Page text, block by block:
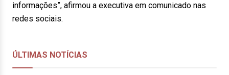
informações”, afirmou a executiva em comunicado nas
redes sociais.